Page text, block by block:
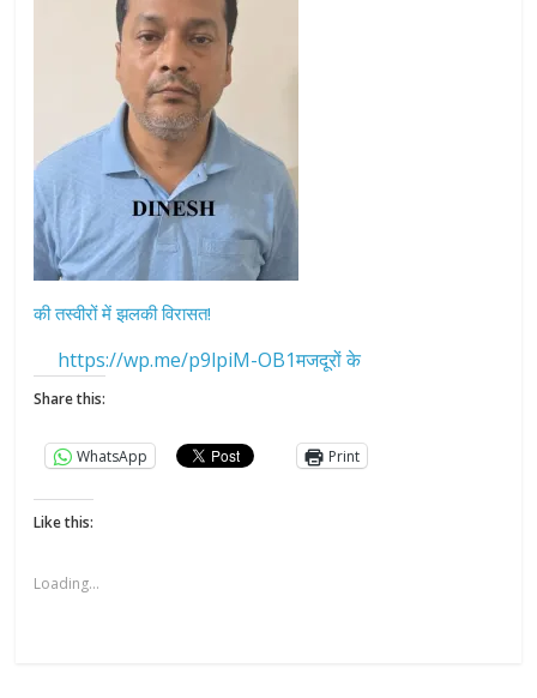
की तस्वीरों में झलकी विरासत!
https://wp.me/p9lpiM-OB1मजदूरों के
Share this:
WhatsApp Print
Like this:
Loading...